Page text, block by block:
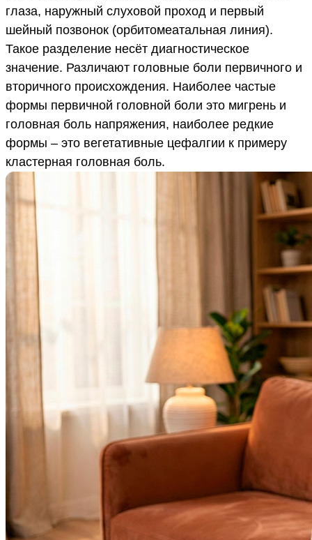
глаза, наружный слуховой проход и первый
шейный позвонок (орбитомеатальная линия).
Такое разделение несёт диагностическое
значение. Различают головные боли первичного и
вторичного происхождения. Наиболее частые
формы первичной головной боли это мигрень и
головная боль напряжения, наиболее редкие
формы – это вегетативные цефалгии к примеру
кластерная головная боль.